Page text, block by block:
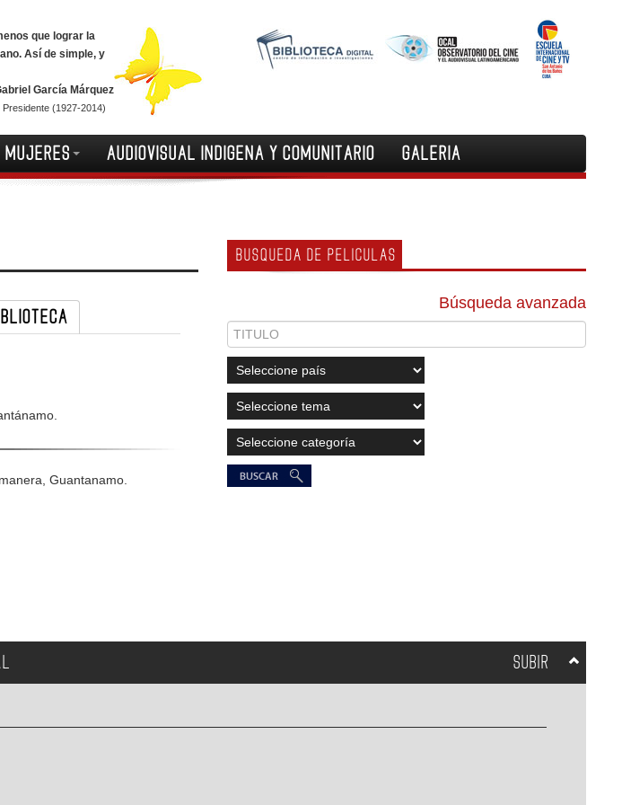
que lograr la
Así de simple, y
García Márquez
Presidente (1927-2014)
MUJERES AUDIOVISUAL INDIGENA Y COMUNITARIO GALERIA
Guantanamo.
BUSQUEDA DE PELICULAS
Búsqueda avanzada
SUBIR